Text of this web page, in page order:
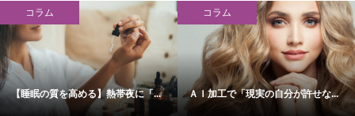
コラム
【睡眠の質を高める】熱帯夜に「...
コラム
ＡＩ加工で「現実の自分が許せな...